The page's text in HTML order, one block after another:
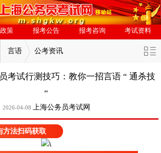
策 报考公告 报考咨询 考试资料
言语 公考资讯
考试行测技巧：教你一招言语 “ 通杀技
”
2026-04-08 上海公务员考试网
方法扫码获取